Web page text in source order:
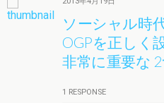
ソーシャル時
OGPを正しく
非常に重要な
1 RESPONSE